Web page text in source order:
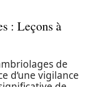
: Leçons à
de
d’une vigilance